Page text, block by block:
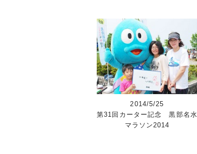
2014/5/25
第31回カーター記念 黒部名水
マラソン2014